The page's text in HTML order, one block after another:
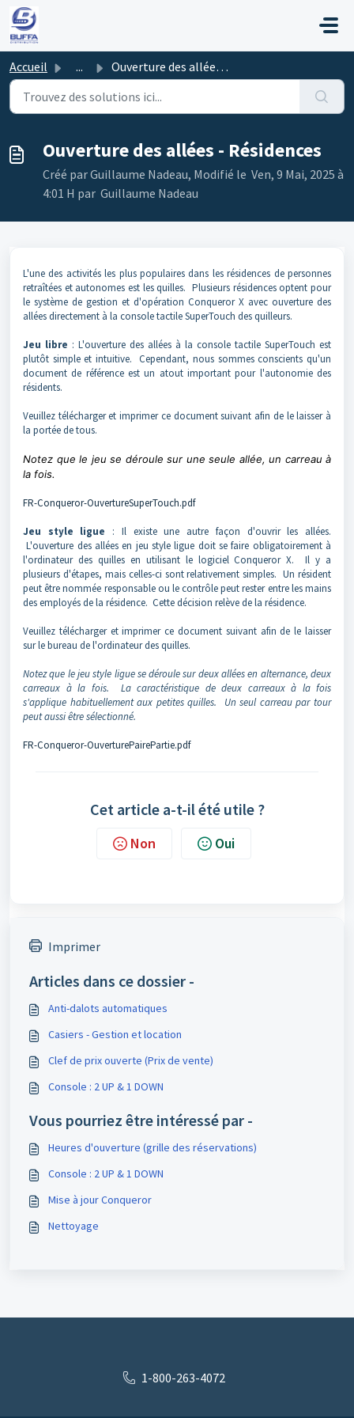
Passer au contenu principal
Accueil ... Ouverture des allées - Résidences
Ouverture des allées - Résidences
Créé par Guillaume Nadeau, Modifié le Ven, 9 Mai, 2025 à
4:01 H par Guillaume Nadeau
L'une des activités les plus populaires dans les résidences de personnes
retraîtées et autonomes est les quilles. Plusieurs résidences optent pour
le système de gestion et d'opération Conqueror X avec ouverture des
allées directement à la console tactile SuperTouch des quilleurs.
Jeu libre : L'ouverture des allées à la console tactile SuperTouch est
plutôt simple et intuitive. Cependant, nous sommes conscients qu'un
document de référence est un atout important pour l'autonomie des
résidents.
Veuillez télécharger et imprimer ce document suivant afin de le laisser à
la portée de tous.
Notez que le jeu se déroule sur une seule allée, un carreau à
la fois.
FR-Conqueror-OuvertureSuperTouch.pdf
Jeu style ligue : Il existe une autre façon d'ouvrir les allées.
L'ouverture des allées en jeu style ligue doit se faire obligatoirement à
l'ordinateur des quilles en utilisant le logiciel Conqueror X. Il y a
plusieurs d'étapes, mais celles-ci sont relativement simples. Un résident
peut être nommée responsable ou le contrôle peut rester entre les mains
des employés de la résidence. Cette décision relève de la résidence.
Veuillez télécharger et imprimer ce document suivant afin de le laisser
sur le bureau de l'ordinateur des quilles.
Notez que le jeu style ligue se déroule sur deux allées en alternance, deux
carreaux à la fois. La caractéristique de deux carreaux à la fois
s'applique habituellement aux petites quilles. Un seul carreau par tour
peut aussi être sélectionné.
FR-Conqueror-OuverturePairePartie.pdf
Cet article a-t-il été utile ?
Non Oui
Imprimer
Articles dans ce dossier -
Anti-dalots automatiques
Casiers - Gestion et location
Clef de prix ouverte (Prix de vente)
Console : 2 UP & 1 DOWN
Vous pourriez être intéressé par -
Heures d'ouverture (grille des réservations)
Console : 2 UP & 1 DOWN
Mise à jour Conqueror
Nettoyage
1-800-263-4072